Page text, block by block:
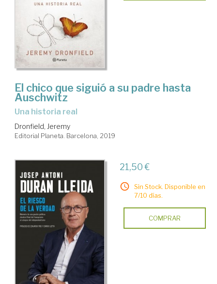
El chico que siguió a su padre hasta
Auschwitz
una historia real
Dronfield, Jeremy
Editorial Planeta. Barcelona, 2019
21,50 €
Sin Stock. Disponible en
7/10 días.
COMPRAR